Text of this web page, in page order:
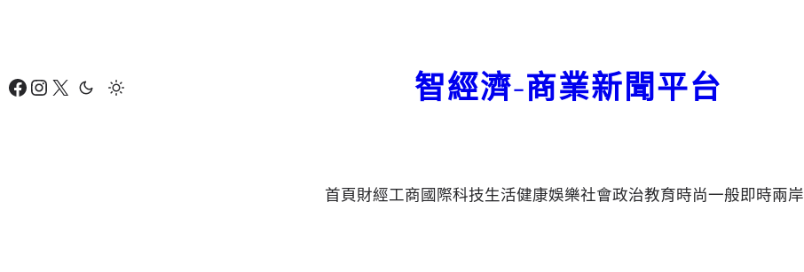
要
Facebook Instagram X 智經濟-商業新聞平台
首頁財經工商國際科技生活健康娛樂社會政治教育時尚一般即時兩岸